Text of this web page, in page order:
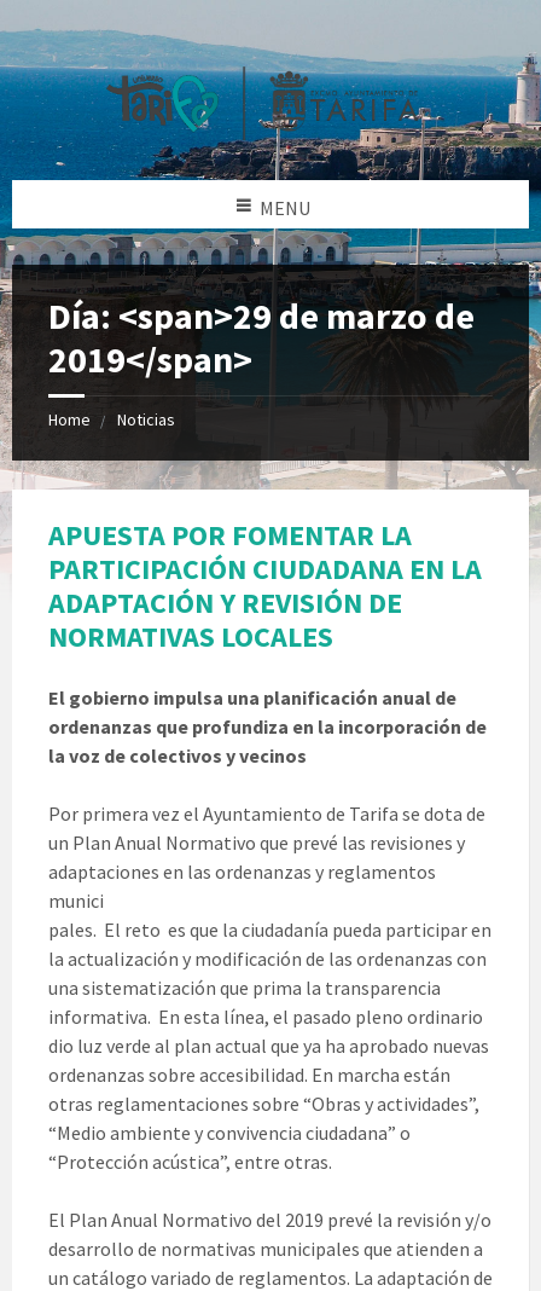
MENU
Día: <span>29 de marzo de
2019</span>
Home Noticias
APUESTA POR FOMENTAR LA
PARTICIPACIÓN CIUDADANA EN LA
ADAPTACIÓN Y REVISIÓN DE
NORMATIVAS LOCALES
El gobierno impulsa una planificación anual de
ordenanzas que profundiza en la incorporación de
la voz de colectivos y vecinos
Por primera vez el Ayuntamiento de Tarifa se dota de
un Plan Anual Normativo que prevé las revisiones y
adaptaciones en las ordenanzas y reglamentos
munici
pales. El reto es que la ciudadanía pueda participar en
la actualización y modificación de las ordenanzas con
una sistematización que prima la transparencia
informativa. En esta línea, el pasado pleno ordinario
dio luz verde al plan actual que ya ha aprobado nuevas
ordenanzas sobre accesibilidad. En marcha están
otras reglamentaciones sobre “Obras y actividades”,
“Medio ambiente y convivencia ciudadana” o
“Protección acústica”, entre otras.
El Plan Anual Normativo del 2019 prevé la revisión y/o
desarrollo de normativas municipales que atienden a
un catálogo variado de reglamentos. La adaptación de